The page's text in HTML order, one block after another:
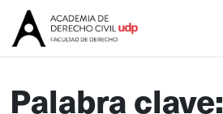
Palabra clave: